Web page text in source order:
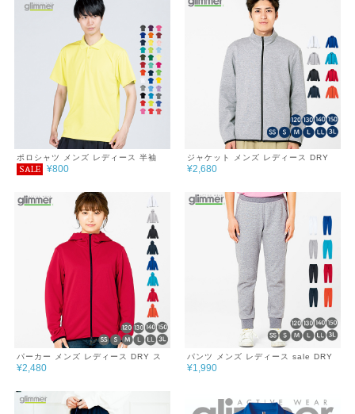
り 体型カバー コンパクト アウトドア
スポーツ ランニング マラソン 運動会
ジム ウォーキング SALE ％OFF
ト クールビズ 作業 SS S M L LL
SALE ％OFF glimmer グリマー レイ
ヤード DRYポロシャツ ポケット付
ポロシャツ メンズ レディース 半袖
4.4オンス ドライポロシャツ
SALE ¥800
ジャケット メンズ レディース DRY
スウェット シンプル チーム サークル
プジャケット 7.7oz 巣ごもり
¥2,680
パーカー メンズ レディース DRY ス
ウェット シンプル チーム サークル
プパーカー 7.7oz
¥2,480
パンツ メンズ レディース sale DRY
スウェット シンプル チーム サークル
¥1,990